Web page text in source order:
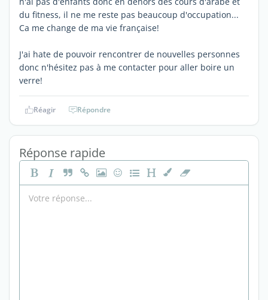
du fitness, il ne me reste pas beaucoup d'occupation...
Ca me change de ma vie française!
J'ai hate de pouvoir rencontrer de nouvelles personnes
donc n'hésitez pas à me contacter pour aller boire un
verre!
Réagir Répondre
Réponse rapide